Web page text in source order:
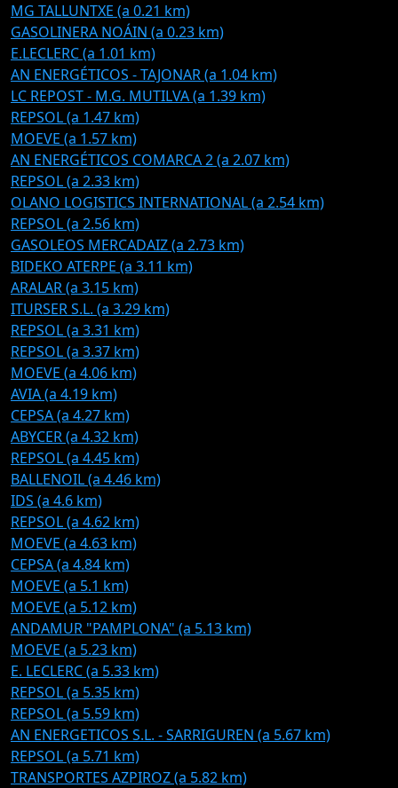
MG TALLUNTXE (a 0.21 km)
GASOLINERA NOÁIN (a 0.23 km)
E.LECLERC (a 1.01 km)
AN ENERGÉTICOS - TAJONAR (a 1.04 km)
LC REPOST - M.G. MUTILVA (a 1.39 km)
REPSOL (a 1.47 km)
MOEVE (a 1.57 km)
AN ENERGÉTICOS COMARCA 2 (a 2.07 km)
REPSOL (a 2.33 km)
OLANO LOGISTICS INTERNATIONAL (a 2.54 km)
REPSOL (a 2.56 km)
GASOLEOS MERCADAIZ (a 2.73 km)
BIDEKO ATERPE (a 3.11 km)
ARALAR (a 3.15 km)
ITURSER S.L. (a 3.29 km)
REPSOL (a 3.31 km)
REPSOL (a 3.37 km)
MOEVE (a 4.06 km)
AVIA (a 4.19 km)
CEPSA (a 4.27 km)
ABYCER (a 4.32 km)
REPSOL (a 4.45 km)
BALLENOIL (a 4.46 km)
IDS (a 4.6 km)
REPSOL (a 4.62 km)
MOEVE (a 4.63 km)
CEPSA (a 4.84 km)
MOEVE (a 5.1 km)
MOEVE (a 5.12 km)
ANDAMUR "PAMPLONA" (a 5.13 km)
MOEVE (a 5.23 km)
E. LECLERC (a 5.33 km)
REPSOL (a 5.35 km)
REPSOL (a 5.59 km)
AN ENERGETICOS S.L. - SARRIGUREN (a 5.67 km)
REPSOL (a 5.71 km)
TRANSPORTES AZPIROZ (a 5.82 km)